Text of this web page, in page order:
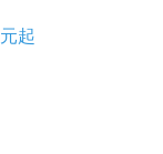
元起